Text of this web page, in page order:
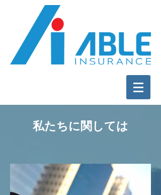
私たちに関しては